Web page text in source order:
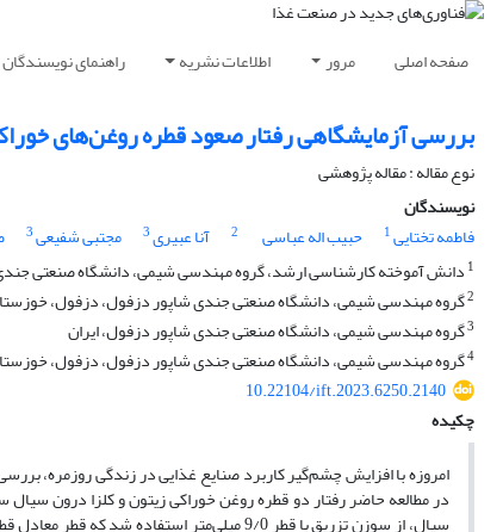
صفحه اصلی مرور اطلاعات نشریه راهنمای نویسندگان
بررسی آزمایشگاهی رفتار صعود قطره روغن‌های
نوع مقاله : مقاله پژوهشی
نویسندگان
فاطمه تختایی1 حبیب اله عباسی 2 آنا عبیری3 مجتبی شفیعی3
1 دانش آموخته کارشناسی ارشد، گروه مهندسی شیمی، دانشگاه صنعتی
2گروه مهندسی شیمی، دانشگاه صنعتی جندی شاپور دزفول، دزفول،
3گروه مهندسی شیمی، دانشگاه صنعتی جندی شاپور دزفول، ایران
4گروه مهندسی شیمی، دانشگاه صنعتی جندی شاپور دزفول، دزفول،
10.22104/ift.2023.6250.2140
چکیده
امروزه با افزایش چشم‌گیر کاربرد صنایع غذایی در زندگی روزمره،